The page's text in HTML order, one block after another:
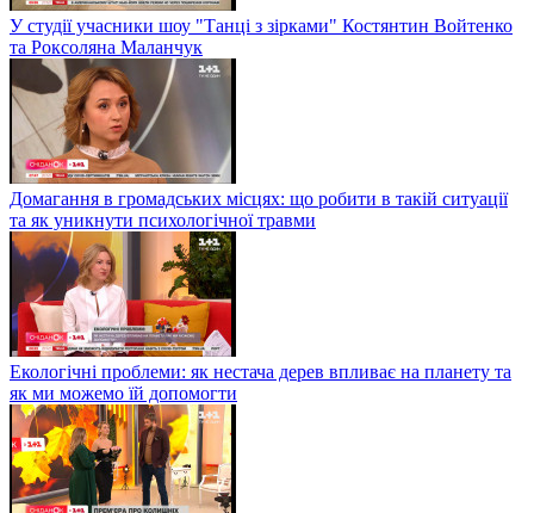
У студії учасники шоу "Танці з зірками" Костянтин Войтенко
та Роксоляна Маланчук
Домагання в громадських місцях: що робити в такій ситуації
та як уникнути психологічної травми
Екологічні проблеми: як нестача дерев впливає на планету та
як ми можемо їй допомогти